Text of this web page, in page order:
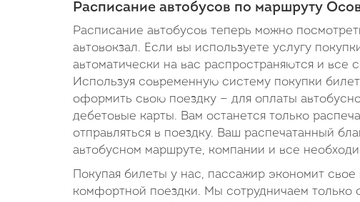
Расписание автобусов по маршруту
Расписание автобусов теперь можно
автовокзал. Если вы используете услугу
автоматически на вас распространяются и
Используя современную систему покупки
оформить свою поездку — для оплаты
дебетовые карты. Вам останется только
отправляться в поездку. Ваш распечатанный
автобусном маршруте, компании и все
Покупая билеты у нас, пассажир экономит
комфортной поездки. Мы сотрудничаем